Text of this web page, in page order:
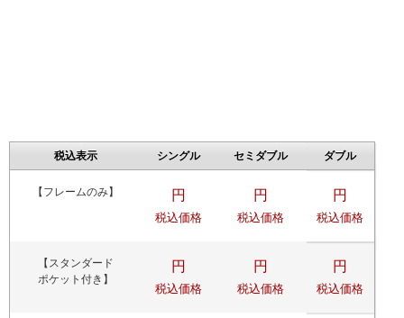
税込表示 シングル セミダブル ダブル
【フレームのみ】 円
税込価格
円
税込価格
円
税込価格
【スタンダード
ポケット付き】
円
税込価格
円
税込価格
円
税込価格